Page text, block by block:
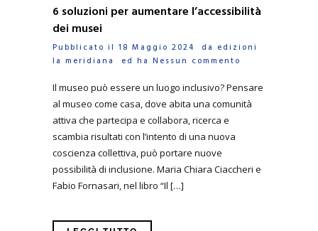
6 soluzioni per aumentare l’accessibilità
dei musei
Pubblicato il 18 Maggio 2024 da edizioni
la meridiana
ed ha Nessun commento
Il museo può essere un luogo inclusivo? Pensare
al museo come casa, dove abita una comunità
attiva che partecipa e collabora, ricerca e
scambia risultati con l’intento di una nuova
coscienza collettiva, può portare nuove
possibilità di inclusione. Maria Chiara Ciaccheri e
Fabio Fornasari, nel libro “Il […]